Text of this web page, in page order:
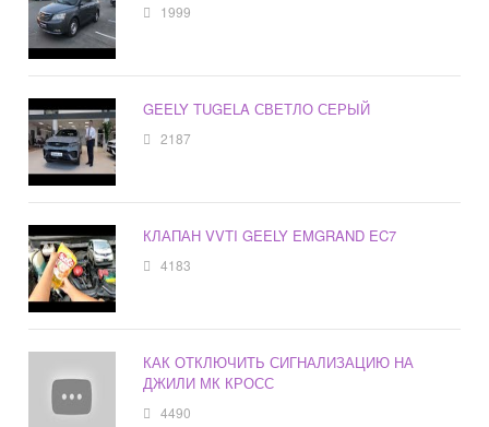
1999
GEELY TUGELA СВЕТЛО СЕРЫЙ
2187
КЛАПАН VVTI GEELY EMGRAND EC7
4183
КАК ОТКЛЮЧИТЬ СИГНАЛИЗАЦИЮ НА
ДЖИЛИ МК КРОСС
4490